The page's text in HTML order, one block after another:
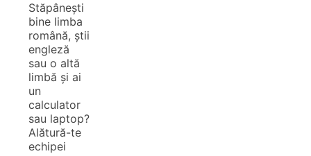
Stăpânești
bine limba
română, știi
engleză
sau o altă
limbă și ai
un
calculator
sau laptop?
Alătură-te
echipei